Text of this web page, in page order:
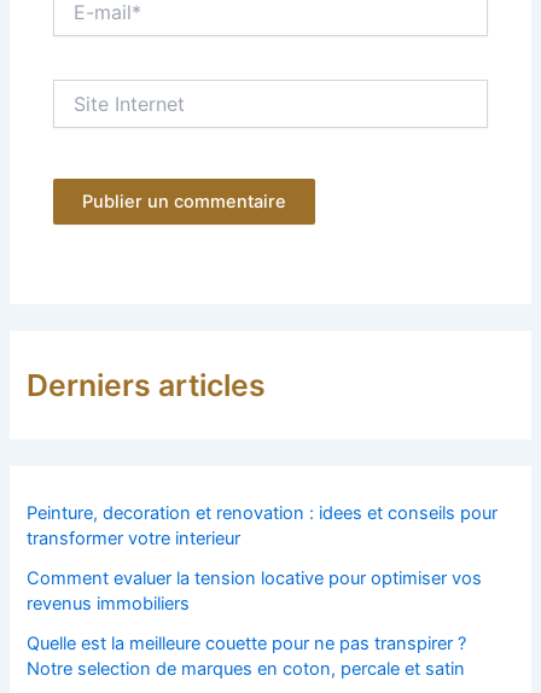
mail*
Internet
Derniers articles
Peinture, decoration et renovation : idees et conseils pour
transformer votre interieur
Comment evaluer la tension locative pour optimiser vos
revenus immobiliers
Quelle est la meilleure couette pour ne pas transpirer ?
Notre selection de marques en coton, percale et satin